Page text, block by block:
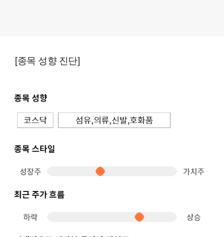
[종목 성향 진단]